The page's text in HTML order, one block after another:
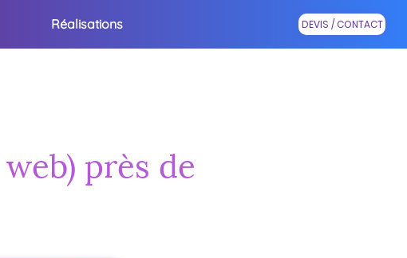
Réalisations DEVIS / CONTACT
près de